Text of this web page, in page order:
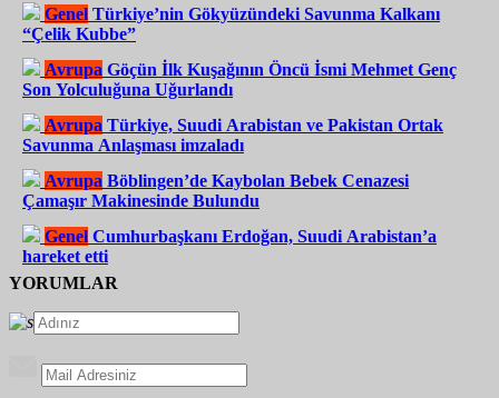
Genel Türkiye’nin Gökyüzündeki Savunma Kalkanı
“Çelik Kubbe”
Avrupa Göçün İlk Kuşağının Öncü İsmi Mehmet Genç
Son Yolculuğuna Uğurlandı
Avrupa Türkiye, Suudi Arabistan ve Pakistan Ortak
Savunma Anlaşması imzaladı
Avrupa Böblingen’de Kaybolan Bebek Cenazesi
Çamaşır Makinesinde Bulundu
Genel Cumhurbaşkanı Erdoğan, Suudi Arabistan’a
hareket etti
YORUMLAR